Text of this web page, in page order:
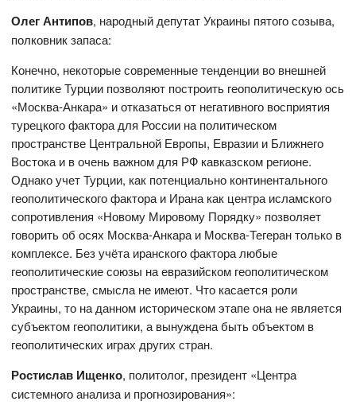
Олег Антипов, народный депутат Украины пятого созыва,
полковник запаса:
Конечно, некоторые современные тенденции во внешней
политике Турции позволяют построить геополитическую ось
«Москва-Анкара» и отказаться от негативного восприятия
турецкого фактора для России на политическом
пространстве Центральной Европы, Евразии и Ближнего
Востока и в очень важном для РФ кавказском регионе.
Однако учет Турции, как потенциально континентального
геополитического фактора и Ирана как центра исламского
сопротивления «Новому Мировому Порядку» позволяет
говорить об осях Москва-Анкара и Москва-Тегеран только в
комплексе. Без учёта иранского фактора любые
геополитические союзы на евразийском геополитическом
пространстве, смысла не имеют. Что касается роли
Украины, то на данном историческом этапе она не является
субъектом геополитики, а вынуждена быть объектом в
геополитических играх других стран.
Ростислав Ищенко, политолог, президент «Центра
системного анализа и прогнозирования»: